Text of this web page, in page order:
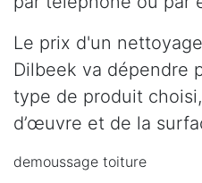
Le prix d'un
Dilbeek va dépendre
type de produit
d’œuvre et de la
demoussage toiture